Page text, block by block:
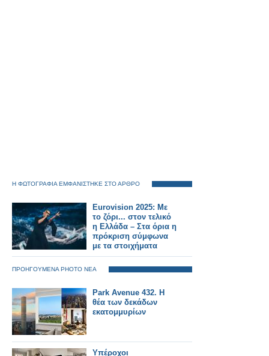
Η ΦΩΤΟΓΡΑΦΙΑ ΕΜΦΑΝΙΣΤΗΚΕ ΣΤΟ ΑΡΘΡΟ
Eurovision 2025: Με
το ζόρι... στον τελικό
η Ελλάδα – Στα όρια η
πρόκριση σύμφωνα
με τα στοιχήματα
ΠΡΟΗΓΟΥΜΕΝΑ PHOTO ΝΕΑ
Park Avenue 432. Η
θέα των δεκάδων
εκατομμυρίων
Υπέροχοι